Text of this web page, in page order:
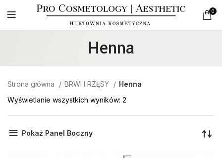
0
Henna
Strona główna BRWI I RZĘSY
Henna
Wyświetlanie wszystkich wyników: 2
Pokaż Panel Boczny